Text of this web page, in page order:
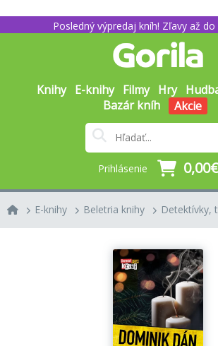
Posledný výpredaj kníh! Zľavy až do
Knihy E-knihy Filmy Hry
Bazár kníh
Akcie
Prihlásenie 0,00€
E-knihy Beletria knihy Detektívky,